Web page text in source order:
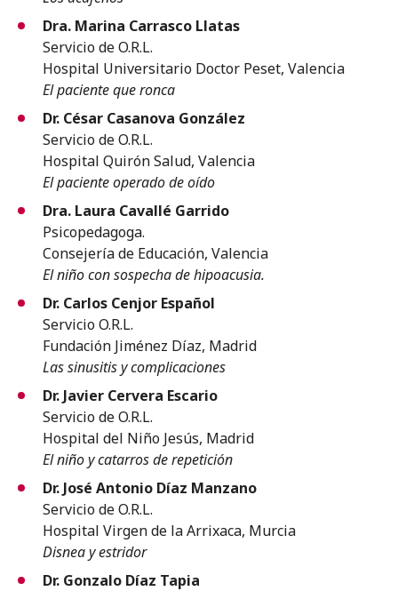
Dra. Marina Carrasco Llatas
Servicio de O.R.L.
Hospital Universitario Doctor Peset, Valencia
El paciente que ronca
Dr. César Casanova González
Servicio de O.R.L.
Hospital Quirón Salud, Valencia
El paciente operado de oído
Dra. Laura Cavallé Garrido
Psicopedagoga.
Consejería de Educación, Valencia
El niño con sospecha de hipoacusia.
Dr. Carlos Cenjor Español
Servicio O.R.L.
Fundación Jiménez Díaz, Madrid
Las sinusitis y complicaciones
Dr. Javier Cervera Escario
Servicio de O.R.L.
Hospital del Niño Jesús, Madrid
El niño y catarros de repetición
Dr. José Antonio Díaz Manzano
Servicio de O.R.L.
Hospital Virgen de la Arrixaca, Murcia
Disnea y estridor
Dr. Gonzalo Díaz Tapia